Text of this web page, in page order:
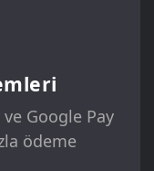
Google Pay
ödeme